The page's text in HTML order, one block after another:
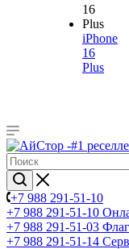
iPhone
16
Plus
+7 988 291-51-10
+7 988 291-51-10
+7 988 291-51-03
+7 988 291-51-14